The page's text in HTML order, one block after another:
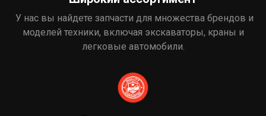
У нас вы найдете запчасти для множества брендов и
моделей техники, включая экскаваторы, краны и
легковые автомобили.